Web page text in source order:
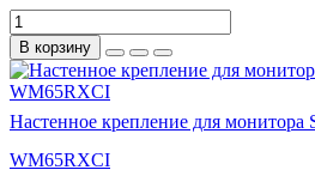
В корзину
Настенное крепление для монитора
WM65RXCI